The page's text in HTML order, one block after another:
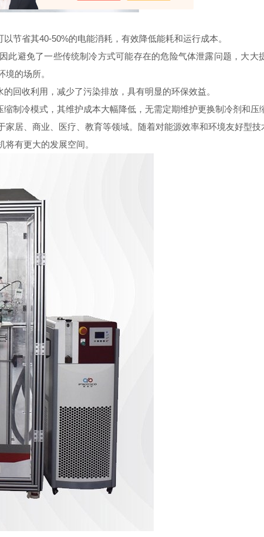
省其40-50%的电能消耗，有效降低能耗和运行成本。
避免了一些传统制冷方式可能存在的危险气体泄露问题，大大
的场所。
收利用，减少了污染排放，具有明显的环保效益。
冷模式，其维护成本大幅降低，无需定期维护更换制冷剂和压
、商业、医疗、教育等领域。随着对能源效率和环境友好型技
有更大的发展空间。